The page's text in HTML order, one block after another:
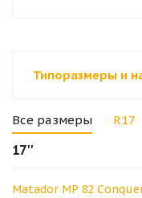
Типоразмеры и
Все размеры R17
17''
Matador MP 82